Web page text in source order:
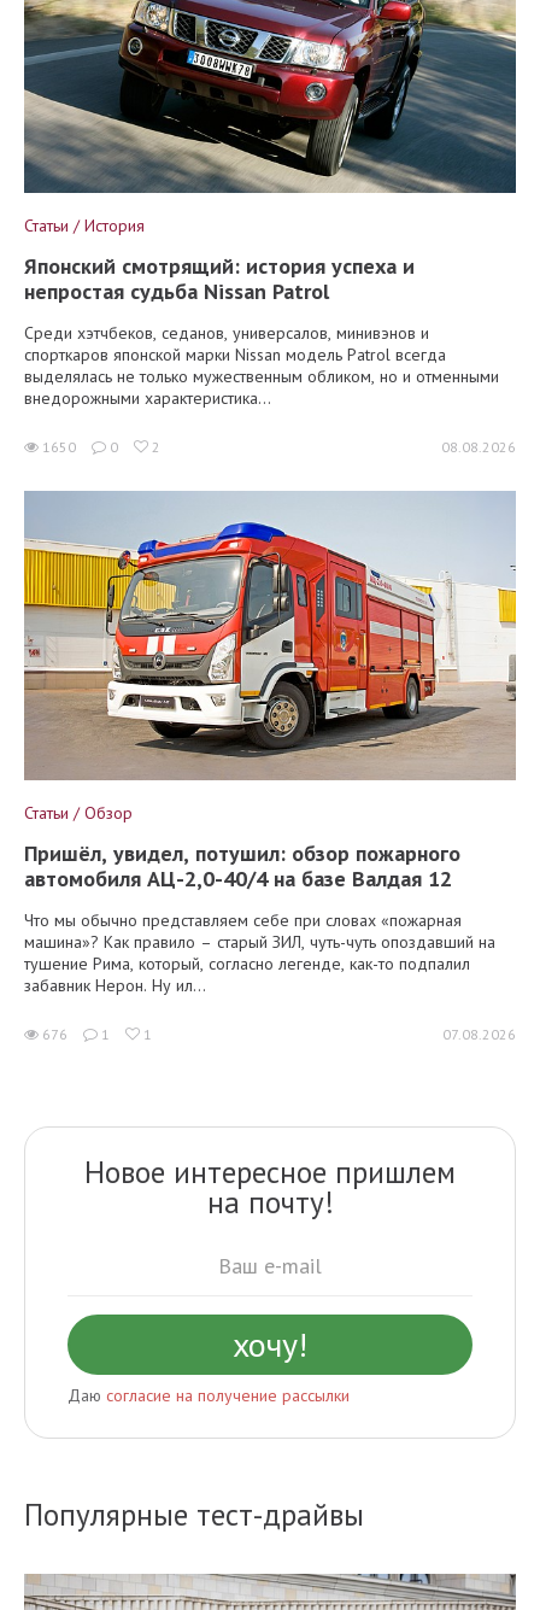
Статьи / История
Японский смотрящий: история успеха и
непростая судьба Nissan Patrol
Среди хэтчбеков, седанов, универсалов, минивэнов и
спорткаров японской марки Nissan модель Patrol всегда
выделялась не только мужественным обликом, но и отменными
внедорожными характеристика...
1650 0 2 08.08.2026
Статьи / Обзор
Пришёл, увидел, потушил: обзор пожарного
автомобиля АЦ-2,0-40/4 на базе Валдая 12
Что мы обычно представляем себе при словах «пожарная
машина»? Как правило – старый ЗИЛ, чуть-чуть опоздавший на
тушение Рима, который, согласно легенде, как-то подпалил
забавник Нерон. Ну ил...
676 1 1 07.08.2026
Новое интересное пришлем
на почту!
Даю согласие на получение рассылки
Популярные тест-драйвы